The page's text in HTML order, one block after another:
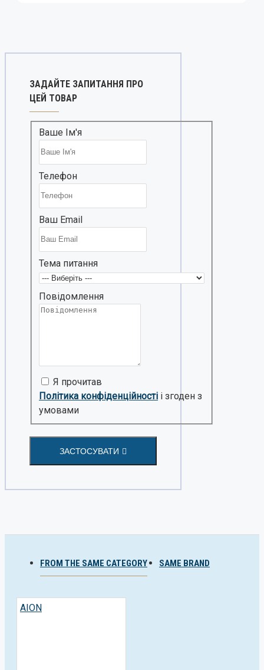
ЗАДАЙТЕ ЗАПИТАННЯ ПРО
ЦЕЙ ТОВАР
Ваше Ім'я
Телефон
Ваш Email
Тема питання
Повідомлення
Я прочитав
Політика конфіденційності і згоден з
умовами
ЗАСТОСУВАТИ
FROM THE SAME CATEGORY SAME BRAND
AION